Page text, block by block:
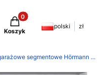
Produkty w koszyku: 0.
Koszyk
polski zł
Bramy garażowe segmentowe Hörmann LPU 42